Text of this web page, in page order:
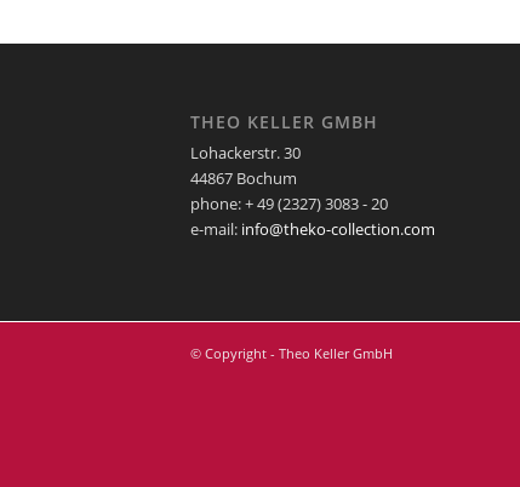
THEO KELLER GMBH
Lohackerstr. 30
44867 Bochum
phone: + 49 (2327) 3083 - 20
e-mail: info@theko-collection.com
© Copyright - Theo Keller GmbH